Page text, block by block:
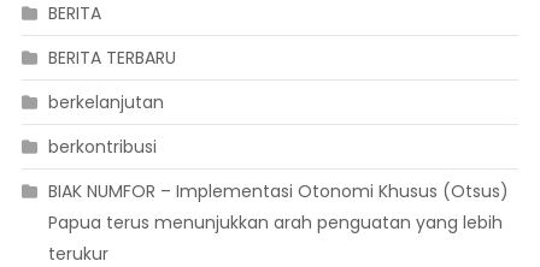
BERITA
BERITA TERBARU
berkelanjutan
berkontribusi
BIAK NUMFOR – Implementasi Otonomi Khusus (Otsus)
Papua terus menunjukkan arah penguatan yang lebih
terukur